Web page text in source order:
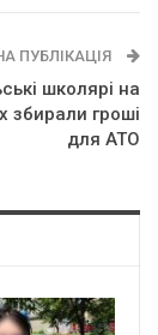
ПУБЛІКАЦІЯ
школярі на
збирали гроші
для АТО